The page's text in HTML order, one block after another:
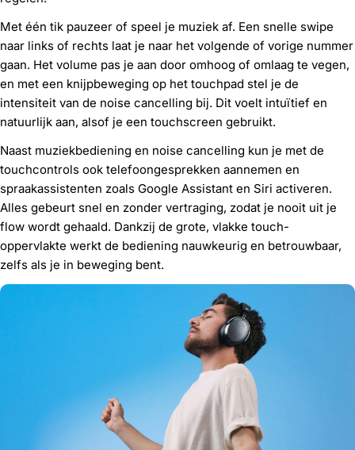
Met één tik pauzeer of speel je muziek af. Een snelle swipe
naar links of rechts laat je naar het volgende of vorige nummer
gaan. Het volume pas je aan door omhoog of omlaag te vegen,
en met een knijpbeweging op het touchpad stel je de
intensiteit van de noise cancelling bij. Dit voelt intuïtief en
natuurlijk aan, alsof je een touchscreen gebruikt.
Naast muziekbediening en noise cancelling kun je met de
touchcontrols ook telefoongesprekken aannemen en
spraakassistenten zoals Google Assistant en Siri activeren.
Alles gebeurt snel en zonder vertraging, zodat je nooit uit je
flow wordt gehaald. Dankzij de grote, vlakke touch-
oppervlakte werkt de bediening nauwkeurig en betrouwbaar,
zelfs als je in beweging bent.